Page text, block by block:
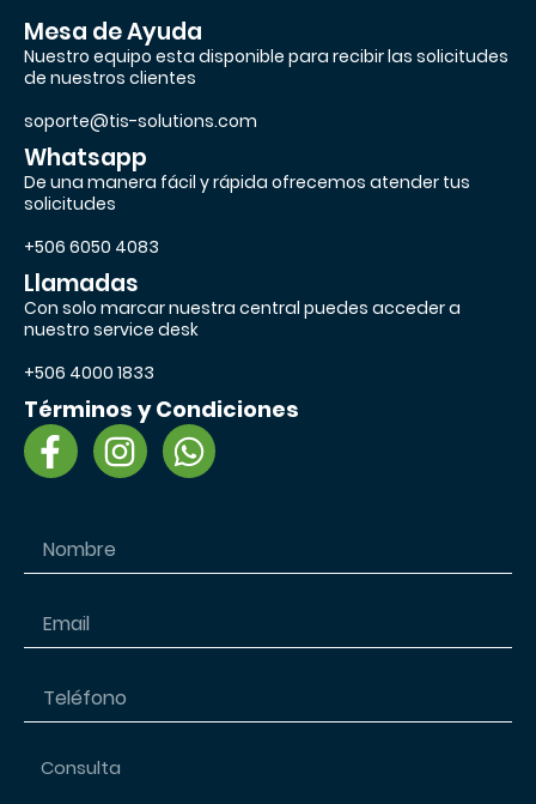
Mesa de Ayuda
Nuestro equipo esta disponible para recibir las solicitudes
de nuestros clientes
soporte@tis-solutions.com
Whatsapp
De una manera fácil y rápida ofrecemos atender tus
solicitudes
+506 6050 4083
Llamadas
Con solo marcar nuestra central puedes acceder a
nuestro service desk
+506 4000 1833
Términos y Condiciones
F
a
e
b
o
o
-
I
n
a
r
m
W
h
s
p